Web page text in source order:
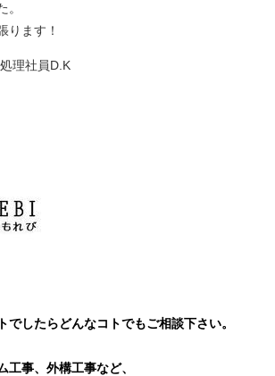
。
ります！
員D.K
でしたらどんなコトでもご相談下さい。
工事、外構工事など、